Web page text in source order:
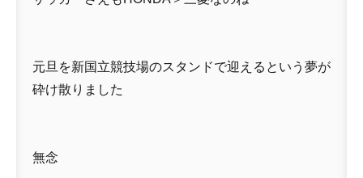
元旦を新国立競技場のスタンドで迎えるという夢が
砕け散りました
無念